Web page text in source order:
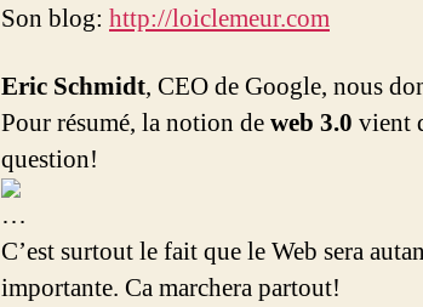
Son blog: http://loiclemeur.com
Eric Schmidt, CEO de Google, nous
Pour résumé, la notion deweb 3.0 vient
question!
…
C’est surtout le fait que le Web sera
importante. Ca marchera partout!